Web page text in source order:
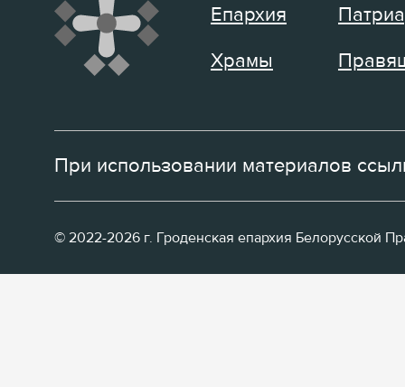
Епархия
Храмы
При использовании материалов
© 2022-2026 г. Гроденская епархия Белорусской